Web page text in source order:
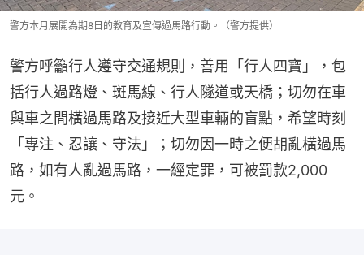
警方本月展開為期8日的教育及宣傳過馬路行動。（警方提供）
警方呼籲行人遵守交通規則，善用「行人四寶」，包
括行人過路燈、斑馬線、行人隧道或天橋；切勿在車
與車之間橫過馬路及接近大型車輛的盲點，希望時刻
「專注、忍讓、守法」；切勿因一時之便胡亂橫過馬
路，如有人亂過馬路，一經定罪，可被罰款2,000
元。